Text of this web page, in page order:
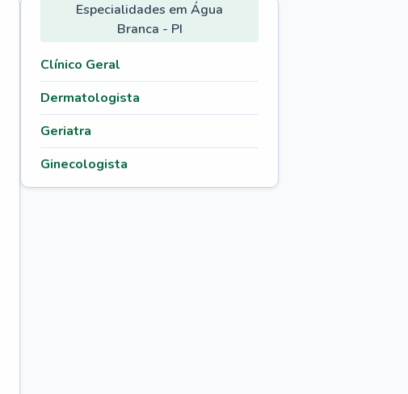
Especialidades em Água
Branca - PI
Clínico Geral
Dermatologista
Geriatra
Ginecologista